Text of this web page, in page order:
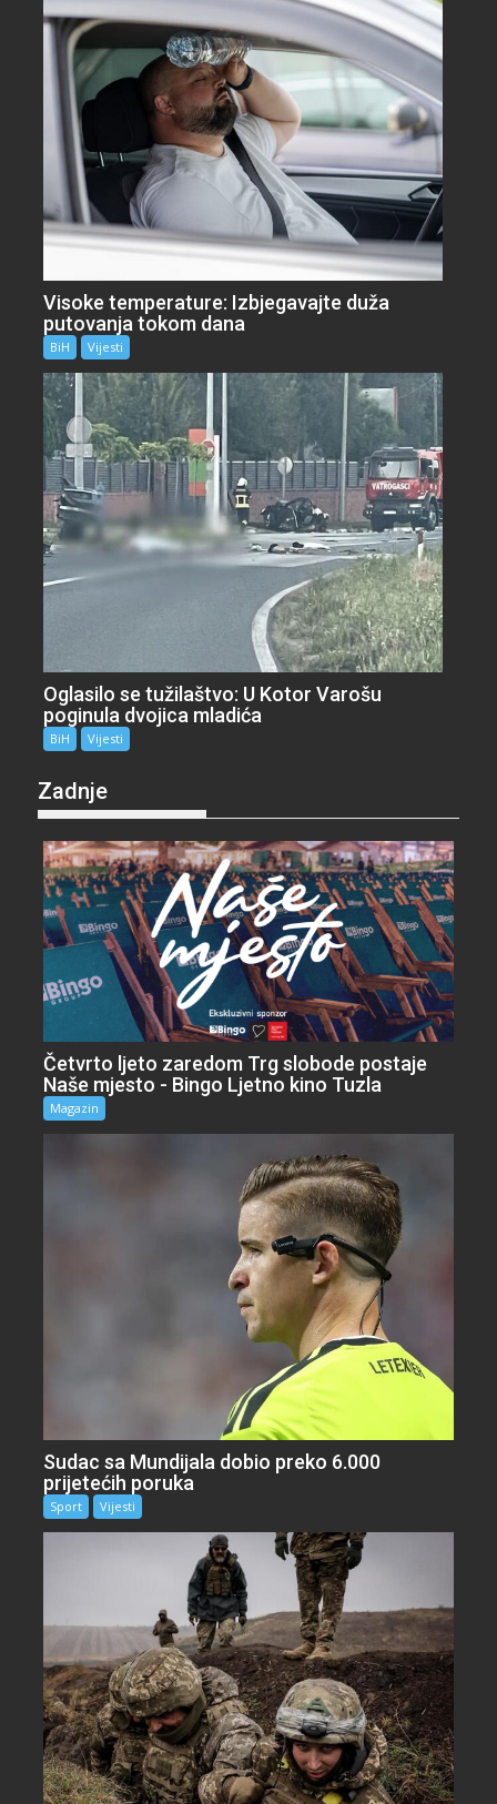
Visoke temperature: Izbjegavajte duža
putovanja tokom dana
BiH Vijesti
Oglasilo se tužilaštvo: U Kotor Varošu
poginula dvojica mladića
BiH Vijesti
Zadnje
Četvrto ljeto zaredom Trg slobode postaje
Naše mjesto - Bingo Ljetno kino Tuzla
Magazin
Sudac sa Mundijala dobio preko 6.000
prijetećih poruka
Sport Vijesti